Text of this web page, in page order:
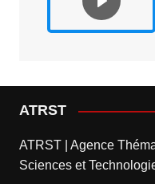
ATRST
ATRST | Agence
Sciences et